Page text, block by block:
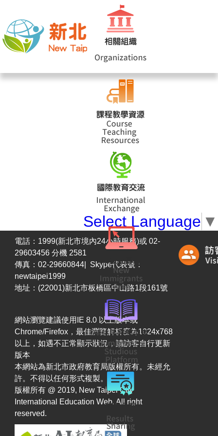
Select Language ▼
電話：1999(新北市境內24小時服務)或 02-
29603456 分機 2581
傳真：02-29660844| Skype代表號：
newtaipei1999
地址：(22001)新北市板橋區中山路1段161號
網站瀏覽建議使用IE 8.0 以上版本或
Chrome/Firefox，最佳瀏覽解析度為1024x768
以上，如遇不正常顯示狀況，請訪客自行更新
版本
本網站為新北市政府教育局版權所有。未經允
許。不得以任何形式複製。
版權所有 @ 2019, New Taipei City
International Education Web. All right
reserved.